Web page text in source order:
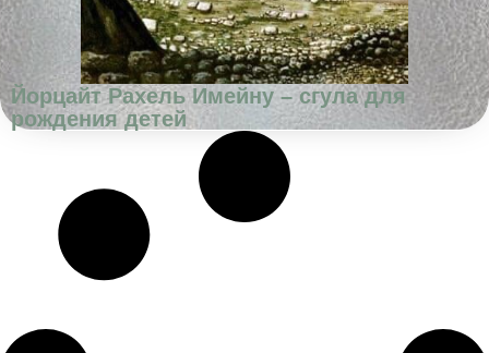
Йорцайт Рахель Имейну – сгула для
рождения детей